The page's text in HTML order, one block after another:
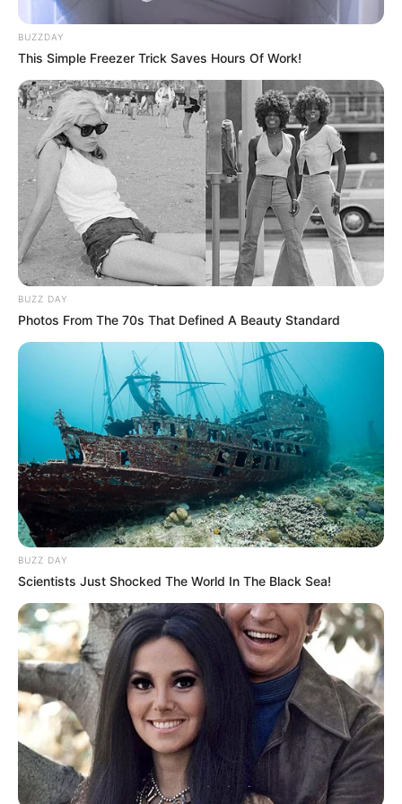
dieron mi lugar"
DÍA DE LA MADRE
Andy Rivera le dio
tremenda serenata a su
madrecita: Jhonny se unió
al festejo
ANDY RIVERA
Jhonny Rivera salió de
paseo con amiguitas bien
dotadas y Andy se antojó:
CHISMES DE FAMOSOS
Aida Victoria confesó que
Andy Rivera le hizo sentir
"algo" durante el rodaje de
su videoclip
TEMAS DESTACADOS
EMERGENCIAS POR LLUVIAS
FUERTES LLUVIAS
VIA AL LLANO
LIGA BETPLAY
METRO DE MEDELLÍN
CORTES DE LUZ
CORTES DE AGUA
FENÓMENO DEL NIÑO
BUZZDAY
This Simple Freezer Trick Saves Hours Of Work!
BUZZ DAY
Photos From The 70s That Defined A Beauty Standard
BUZZ DAY
Scientists Just Shocked The World In The Black Sea!